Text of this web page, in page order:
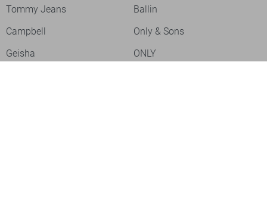
Tommy Jeans
Ballin
Campbell
Only & Sons
Geisha
ONLY